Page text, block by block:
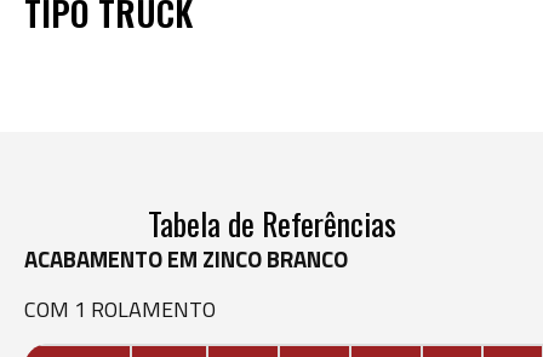
TIPO TRUCK
Tabela de Referências
ACABAMENTO EM ZINCO BRANCO
COM 1 ROLAMENTO